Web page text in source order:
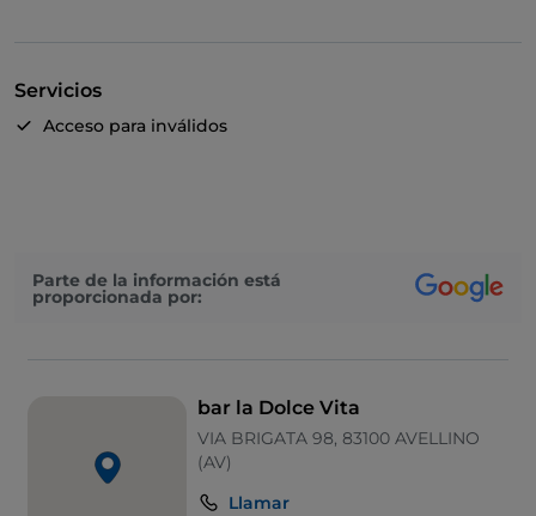
Servicios
Acceso para inválidos
Parte de la información está
proporcionada por:
bar la Dolce Vita
VIA BRIGATA 98, 83100 AVELLINO
(AV)
Llamar